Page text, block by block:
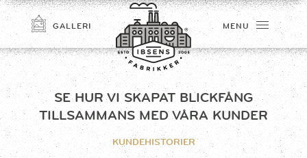
GALLERI MENU
SE HUR VI SKAPAT BLICKFÅNG
TILLSAMMANS MED VÅRA KUNDER
KUNDEHISTORIER